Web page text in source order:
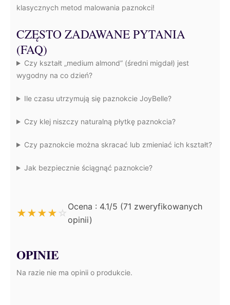
klasycznych metod malowania paznokci!
CZĘSTO ZADAWANE PYTANIA
(FAQ)
Czy kształt „medium almond” (średni migdał) jest
wygodny na co dzień?
Ile czasu utrzymują się paznokcie JoyBelle?
Czy klej niszczy naturalną płytkę paznokcia?
Czy paznokcie można skracać lub zmieniać ich kształt?
Jak bezpiecznie ściągnąć paznokcie?
★★★★ ☆
Ocena : 4.1/5 (71 zweryfikowanych
opinii)
OPINIE
Na razie nie ma opinii o produkcie.